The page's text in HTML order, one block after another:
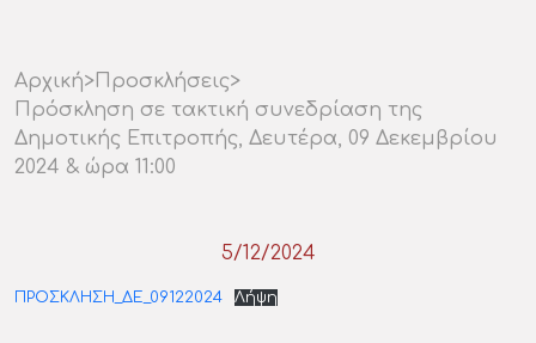
Αρχική>Προσκλήσεις>
Πρόσκληση σε τακτική συνεδρίαση της
Δημοτικής Επιτροπής, Δευτέρα, 09 Δεκεμβρίου
2024 & ώρα 11:00
5/12/2024
ΠΡΟΣΚΛΗΣΗ_ΔΕ_09122024 Λήψη